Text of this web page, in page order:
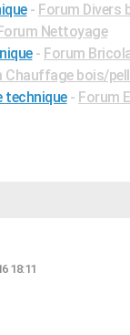
- Forum Divers
Nettoyage
- Forum
Chauffage bois/
technique - Forum
18:11